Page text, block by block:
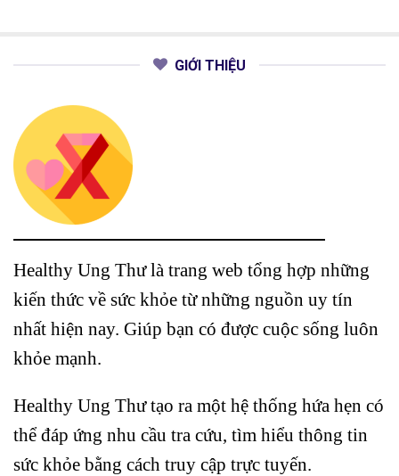
GIỚI THIỆU
Healthy Ung Thư là trang web tổng hợp những
kiến thức về sức khỏe từ những nguồn uy tín
nhất hiện nay. Giúp bạn có được cuộc sống luôn
khỏe mạnh.
Healthy Ung Thư tạo ra một hệ thống hứa hẹn có
thể đáp ứng nhu cầu tra cứu, tìm hiểu thông tin
sức khỏe bằng cách truy cập trực tuyến.